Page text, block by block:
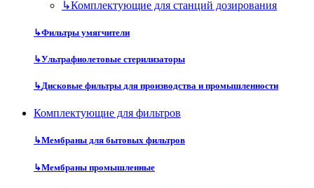
↳Комплектующие для станций дозирования
↳Фильтры умягчители
↳Ультрафиолетовые стерилизаторы
↳Дисковые фильтры для производства и промышленности
Комплектующие для фильтров
↳Мембраны для бытовых фильтров
↳Мембраны промышленные